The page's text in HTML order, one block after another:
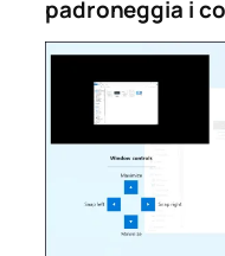
padroneggia i